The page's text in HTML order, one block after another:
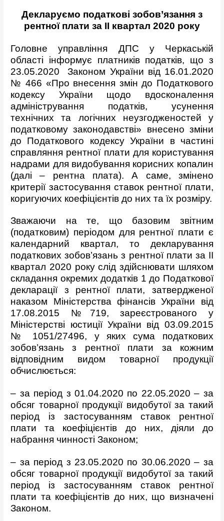
Декларуємо податкові зобов’язання з
рентної плати за ІІ квартал 2020 року
Головне управління ДПС у Черкаській
області інформує платників податків, що з
23.05.2020 Законом України від 16.01.2020
№ 466 «Про внесення змін до Податкового
кодексу України щодо вдосконалення
адміністрування податків, усунення
технічних та логічних неузгодженостей у
податковому законодавстві» внесено зміни
до Податкового кодексу України в частині
справляння рентної плати для користування
надрами для видобування корисних копалин
(далі – рентна плата). А саме, змінено
критерії застосування ставок рентної плати,
коригуючих коефіцієнтів до них та їх розміру.
Зважаючи на те, що базовим звітним
(податковим) періодом для рентної плати є
календарний квартал, то декларування
податкових зобов’язань з рентної плати за ІІ
квартал 2020 року слід здійснювати шляхом
складання окремих додатків 1 до Податкової
декларації з рентної плати, затвердженої
наказом Міністерства фінансів України від
17.08.2015 №719, зареєстрованого у
Міністерстві юстиції України від 03.09.2015
№ 1051/27496, у яких сума податкових
зобов’язань з рентної плати за кожним
відповідним видом товарної продукції
обчислюється:
– за період з 01.04.2020 по 22.05.2020 – за
обсяг товарної продукції видобутої за такий
період із застосуванням ставок рентної
плати та коефіцієнтів до них, діяли до
набрання чинності Законом;
– за період з 23.05.2020 по 30.06.2020 – за
обсяг товарної продукції видобутої за такий
період із застосуванням ставок рентної
плати та коефіцієнтів до них, що визначені
Законом.